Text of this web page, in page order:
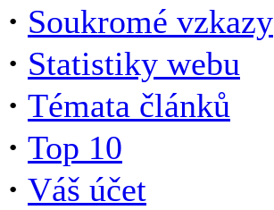
· Soukromé vzkazy
· Statistiky webu
· Témata článků
· Top 10
· Váš účet